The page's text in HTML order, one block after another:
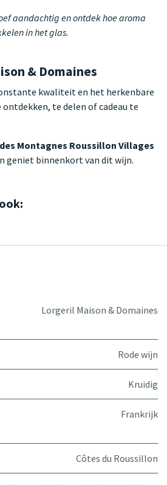
aandachtig en ontdek hoe aroma
in het glas.
& Domaines
kwaliteit en het herkenbare
te delen of cadeau te
des Montagnes Roussillon Villages
geniet binnenkort van dit wijn.
Lorgeril Maison & Domaines
Rode wijn
Kruidig
Frankrijk
Côtes du Roussillon